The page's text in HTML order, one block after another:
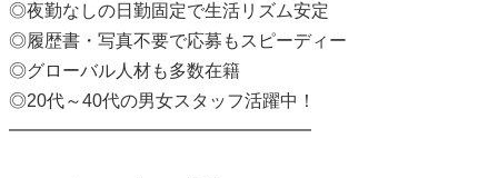
◎夜勤なしの日勤固定で生活リズム安定
◎履歴書・写真不要で応募もスピーディー
◎グローバル人材も多数在籍
◎20代～40代の男女スタッフ活躍中！
━━━━━━━━━━━━━━━━━